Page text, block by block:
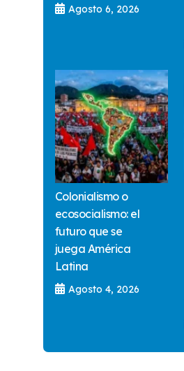
Agosto 6, 2026
Colonialismo o
ecosocialismo: el
futuro que se
juega América
Latina
Agosto 4, 2026